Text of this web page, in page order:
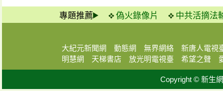
專題推薦 偽火錄像片 中共活摘法
大紀元新聞網 動態網 無界網絡
新唐人電視
明慧網
天梯書店 放光明電視臺 希望之聲
Copyright © 新生